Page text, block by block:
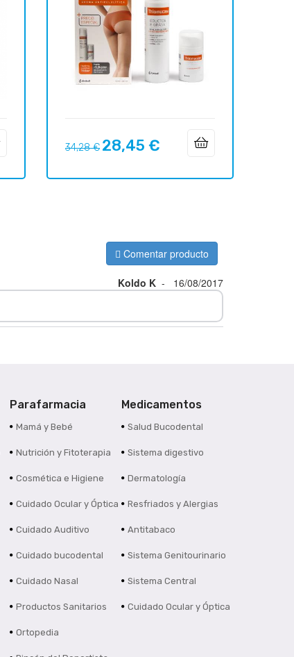
Precio
34,28 € Precio
28,45 €
Comentar producto
Koldo K -
16/08/2017
Parafarmacia
Mamá y Bebé
Nutrición y Fitoterapia
Cosmética e Higiene
Cuidado Ocular y Óptica
Cuidado Auditivo
Cuidado bucodental
Cuidado Nasal
Productos Sanitarios
Ortopedia
Medicamentos
Salud Bucodental
Sistema digestivo
Dermatología
Resfriados y Alergias
Antitabaco
Sistema Genitourinario
Sistema Central
Cuidado Ocular y Óptica